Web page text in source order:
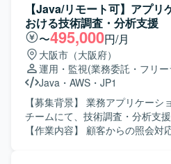
【Java/リモート可】アプ
おける技術調査・分析支援
〜495,000円/月
大阪市（大阪府）
運用・監視(業務委託・フリ
Java ・ AWS ・ JP1
【募集背景】 業務アプリケーシ
チームにて、技術調査・分析支
【作業内容】 顧客からの照会